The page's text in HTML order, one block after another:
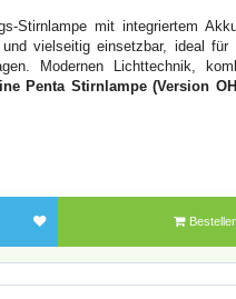
Stirnlampe mit integriertem
vielseitig einsetzbar, ideal für
Modernen Lichttechnik,
Penta Stirnlampe (Version